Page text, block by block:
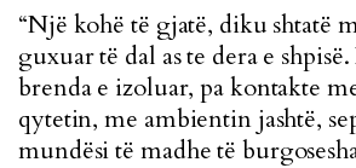
“Një kohë të gjatë, diku shtatë
guxuar të dal as te dera e
brenda e izoluar, pa kontakte
qytetin, me ambientin jashtë,
mundësi të madhe të